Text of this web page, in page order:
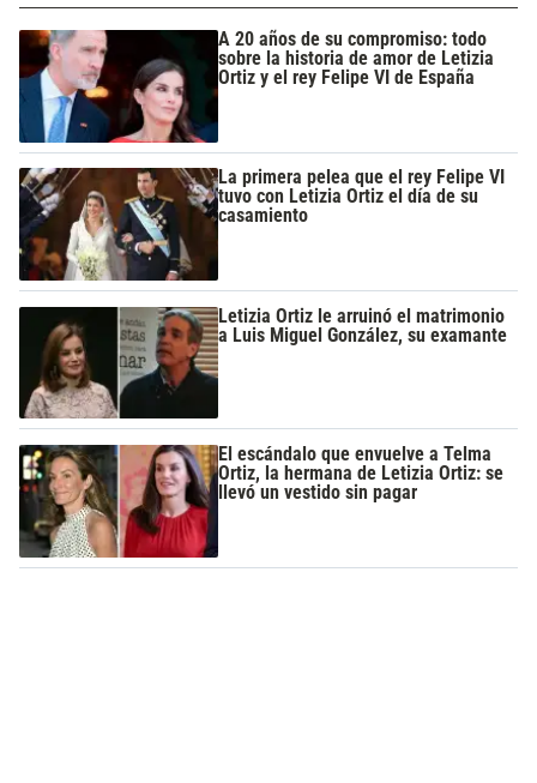
A 20 años de su compromiso: todo
sobre la historia de amor de Letizia
Ortiz y el rey Felipe VI de España
La primera pelea que el rey Felipe VI
tuvo con Letizia Ortiz el día de su
casamiento
Letizia Ortiz le arruinó el matrimonio
a Luis Miguel González, su examante
El escándalo que envuelve a Telma
Ortiz, la hermana de Letizia Ortiz: se
llevó un vestido sin pagar